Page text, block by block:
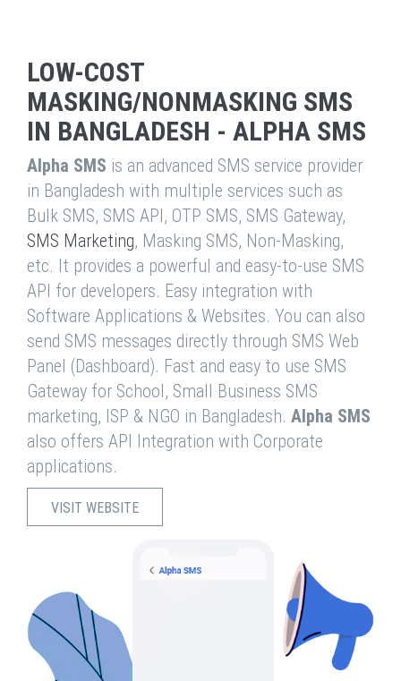
LOW-COST
MASKING/NONMASKING SMS
IN BANGLADESH - ALPHA SMS
Alpha SMS is an advanced SMS service provider
in Bangladesh with multiple services such as
Bulk SMS, SMS API, OTP SMS, SMS Gateway,
SMS Marketing, Masking SMS, Non-Masking,
etc. It provides a powerful and easy-to-use SMS
API for developers. Easy integration with
Software Applications & Websites. You can also
send SMS messages directly through SMS Web
Panel (Dashboard). Fast and easy to use SMS
Gateway for School, Small Business SMS
marketing, ISP & NGO in Bangladesh. Alpha SMS
also offers API Integration with Corporate
applications.
VISIT WEBSITE